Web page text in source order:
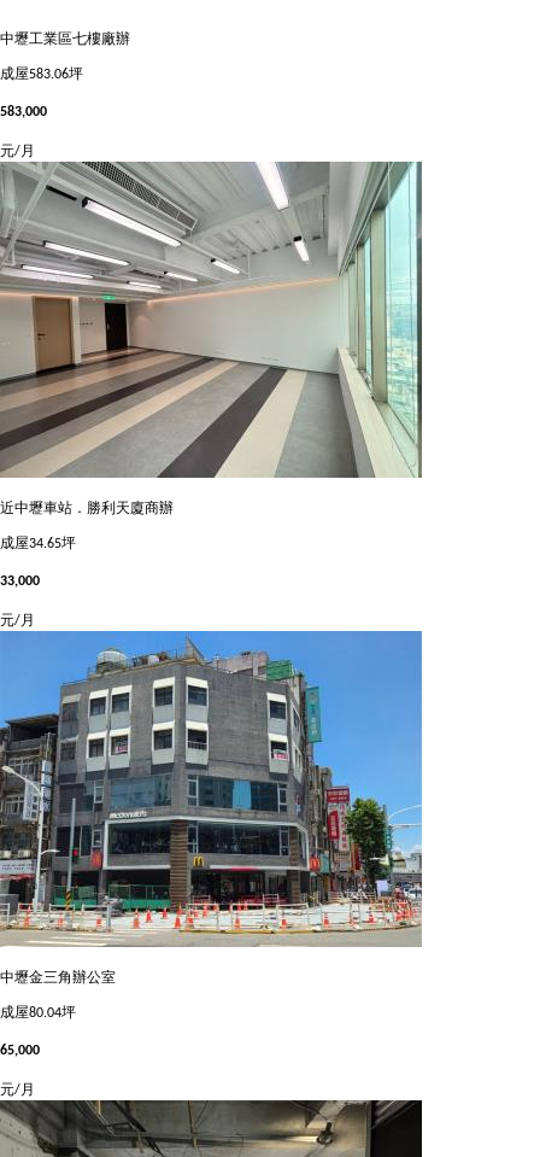
中壢工業區七樓廠辦
成屋583.06坪
583,000
元/月
近中壢車站．勝利天廈商辦
成屋34.65坪
33,000
元/月
中壢金三角辦公室
成屋80.04坪
65,000
元/月